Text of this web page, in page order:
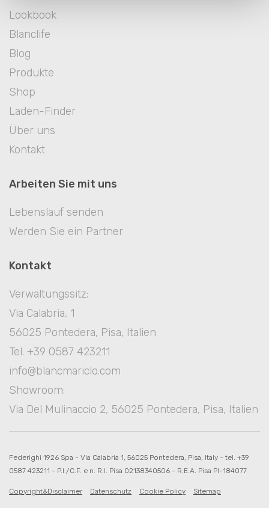
Lookbook
Blanclife
Blog
Produkte
Shop
Laden-Finder
Über uns
Kontakt
Arbeiten Sie mit uns
Lebenslauf senden
Werden Sie ein Partner
Kontakt
Verwaltungssitz:
Via Calabria, 1
56025 Pontedera, Pisa, Italien
Tel. +39 0587 423211
info@blancmariclo.com
Showroom:
Via Del Mulinaccio 2, 56025 Pontedera, Pisa, Italien
Federighi 1926 Spa - Via Calabria 1, 56025 Pontedera, Pisa, Italy - tel. +39
0587 423211 - P.I./C.F. e n. R.I. Pisa 02138340506 - R.E.A. Pisa PI-184077
Copyright&Disclaimer Datenschutz Cookie Policy Sitemap